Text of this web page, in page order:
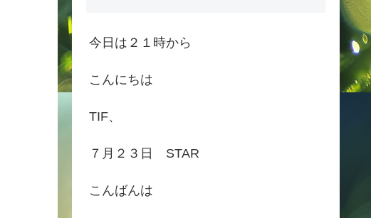
今日は２１時から
こんにちは
TIF、
７月２３日 STAR
こんばんは